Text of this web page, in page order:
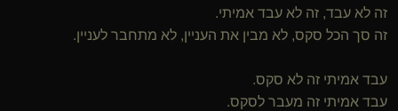
זה לא עבד, זה לא עבד אמיתי.
זה סך הכל סקס, לא מבין את העניין, לא מתחבר לעניין.
עבד אמיתי זה לא סקס.
עבד אמיתי זה מעבר לסקס.